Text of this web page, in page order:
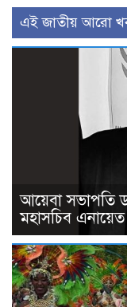
এই জাতীয় আরো
আয়েবা সভাপতি
মহাসচিব